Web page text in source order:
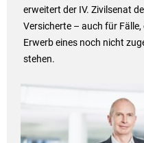
erweitert der IV. Zivilsenat
Versicherte – auch für
Erwerb eines noch nicht
stehen.